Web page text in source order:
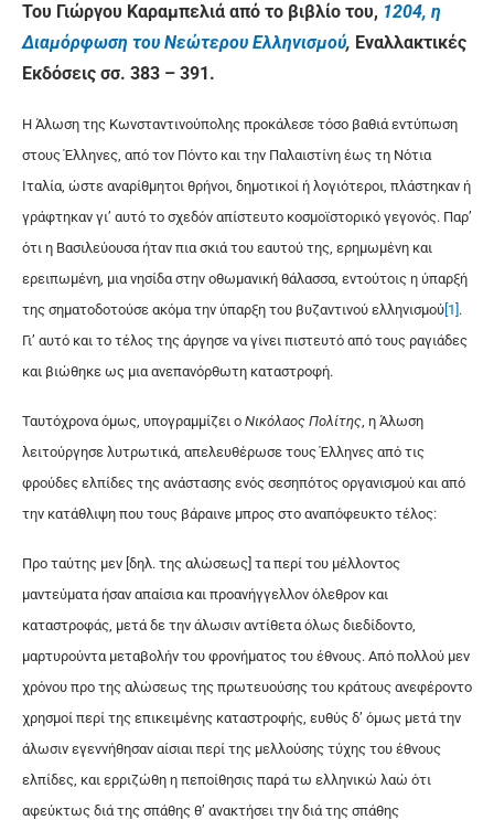
Του Γιώργου Καραμπελιά από το βιβλίο του, 1204, η
Διαμόρφωση του Νεώτερου Ελληνισμού, Εναλλακτικές
Εκδόσεις σσ. 383 – 391.
Η Άλωση της Κωνσταντινούπολης προκάλεσε τόσο βαθιά εντύπωση
στους Έλληνες, από τον Πόντο και την Παλαιστίνη έως τη Νότια
Ιταλία, ώστε αναρίθμητοι θρήνοι, δημοτικοί ή λογιότεροι, πλάστηκαν ή
γράφτηκαν γι’ αυτό το σχεδόν απίστευτο κοσμοϊστορικό γεγονός. Παρ’
ότι η Βασιλεύουσα ήταν πια σκιά του εαυτού της, ερημωμένη και
ερειπωμένη, μια νησίδα στην οθωμανική θάλασσα, εντούτοις η ύπαρξή
της σηματοδοτούσε ακόμα την ύπαρξη του βυζαντινού ελληνισμού [1] .
Γι’ αυτό και το τέλος της άργησε να γίνει πιστευτό από τους ραγιάδες
και βιώθηκε ως μια ανεπανόρθωτη καταστροφή.
Ταυτόχρονα όμως, υπογραμμίζει ο Νικόλαος Πολίτης, η Άλωση
λειτούργησε λυτρωτικά, απελευθέρωσε τους Έλληνες από τις
φρούδες ελπίδες της ανάστασης ενός σεσηπότος οργανισμού και από
την κατάθλιψη που τους βάραινε μπρος στο αναπόφευκτο τέλος:
Προ ταύτης μεν [δηλ. της αλώσεως] τα περί του μέλλοντος
μαντεύματα ήσαν απαίσια και προανήγγελλον όλεθρον και
καταστροφάς, μετά δε την άλωσιν αντίθετα όλως διεδίδοντο,
μαρτυρούντα μεταβολήν του φρονήματος του έθνους. Από πολλού μεν
χρόνου προ της αλώσεως της πρωτευούσης του κράτους ανεφέροντο
χρησμοί περί της επικειμένης καταστροφής, ευθύς δ’ όμως μετά την
άλωσιν εγεννήθησαν αίσιαι περί της μελλούσης τύχης του έθνους
ελπίδες, και ερριζώθη η πεποίθησις παρά τω ελληνικώ λαώ ότι
αφεύκτως διά της σπάθης θ’ ανακτήσει την διά της σπάθης